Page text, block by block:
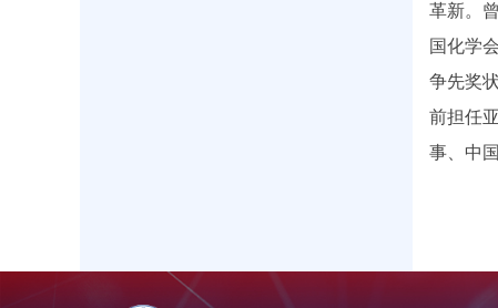
革新。
国化学
争先奖
前担任
事、中